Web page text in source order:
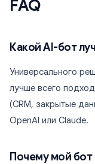
FAQ
Какой AI-бот
Универсального
лучше всего
(CRM, закрытые
OpenAI или Claude.
Почему мой